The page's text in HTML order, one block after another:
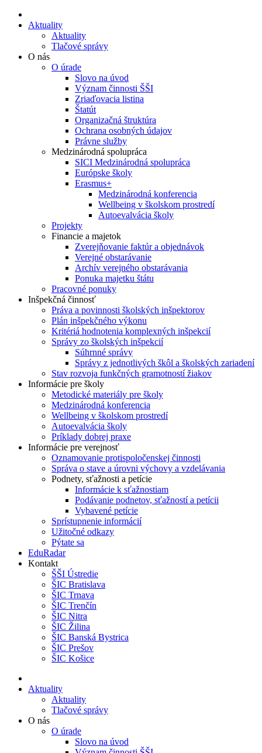
Aktuality
Aktuality
Tlačové správy
O nás
O úrade
Slovo na úvod
Význam činnosti ŠŠI
Zriaďovacia listina
Štatút
Organizačná štruktúra
Ochrana osobných údajov
Právne služby
Medzinárodná spolupráca
SICI Medzinárodná spolupráca
Európske školy
Erasmus+
Medzinárodná konferencia
Wellbeing v školskom prostredí
Autoevalvácia školy
Projekty
Financie a majetok
Zverejňovanie faktúr a objednávok
Verejné obstarávanie
Archív verejného obstarávania
Ponuka majetku štátu
Pracovné ponuky
Inšpekčná činnosť
Práva a povinnosti školských inšpektorov
Plán inšpekčného výkonu
Kritériá hodnotenia komplexných inšpekcií
Správy zo školských inšpekcií
Súhrnné správy
Správy z jednotlivých škôl a školských zariadení
Stav rozvoja funkčných gramotností žiakov
Informácie pre školy
Metodické materiály pre školy
Medzinárodná konferencia
Wellbeing v školskom prostredí
Autoevalvácia školy
Príklady dobrej praxe
Informácie pre verejnosť
Oznamovanie protispoločenskej činnosti
Správa o stave a úrovni výchovy a vzdelávania
Podnety, sťažnosti a petície
Informácie k sťažnostiam
Podávanie podnetov, sťažností a petícii
Vybavené petície
Sprístupnenie informácií
Užitočné odkazy
Pýtate sa
EduRadar
Kontakt
ŠŠI Ústredie
ŠIC Bratislava
ŠIC Trnava
ŠIC Trenčín
ŠIC Nitra
ŠIC Žilina
ŠIC Banská Bystrica
ŠIC Prešov
ŠIC Košice
Aktuality
Aktuality
Tlačové správy
O nás
O úrade
Slovo na úvod